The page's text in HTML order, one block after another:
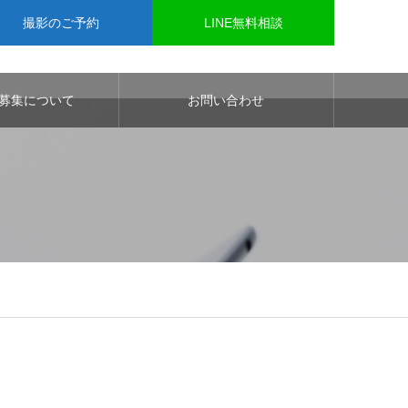
撮影のご予約 LINE無料相談
集について お問い合わせ